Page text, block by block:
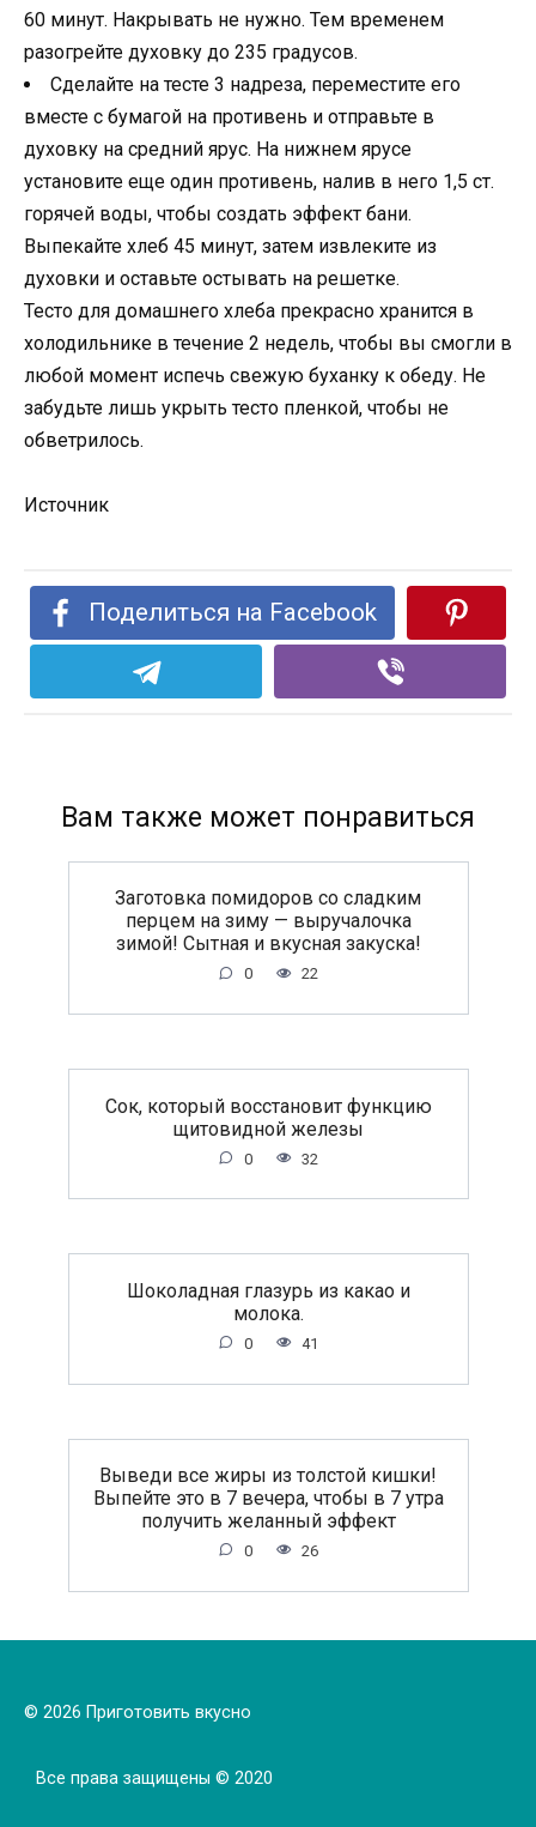
60 минут. Накрывать не нужно. Тем временем
разогрейте духовку до 235 градусов.
Сделайте на тесте 3 надреза, переместите его
вместе с бумагой на противень и отправьте в
духовку на средний ярус. На нижнем ярусе
установите еще один противень, налив в него 1,5 ст.
горячей воды, чтобы создать эффект бани.
Выпекайте хлеб 45 минут, затем извлеките из
духовки и оставьте остывать на решетке.
Тесто для домашнего хлеба прекрасно хранится в
холодильнике в течение 2 недель, чтобы вы смогли в
любой момент испечь свежую буханку к обеду. Не
забудьте лишь укрыть тесто пленкой, чтобы не
обветрилось.
Источник
Поделиться на Facebook
Вам также может понравиться
Заготовка помидоров со сладким
перцем на зиму — выручалочка
зимой! Сытная и вкусная закуска!
0 22
Сок, который восстановит функцию
щитовидной железы
0 32
Шоколадная глазурь из какао и
молока.
0 41
Выведи все жиры из толстой кишки!
Выпейте это в 7 вечера, чтобы в 7 утра
получить желанный эффект
0 26
© 2026 Приготовить вкусно
Все права защищены © 2020